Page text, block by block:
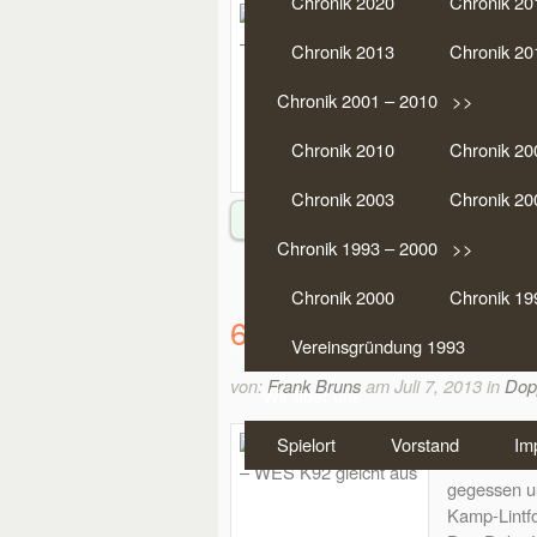
Chronik 2013
Chronik
Chronik 2001 – 2010 >>
Chronik 2010
Chronik
Chronik 2003
Chronik
Chronik 1993 – 2000 >>
Chronik 2000
Chronik
Vereinsgründung 1993
Wir über uns
Spielort
Vorstand
Mit dem
Wetter
Der Pott
6. Doko-Party 2013 –
von: Frank Brunsam Juli 7, 2013 in
Die
diesem
gegessen
Kamp-